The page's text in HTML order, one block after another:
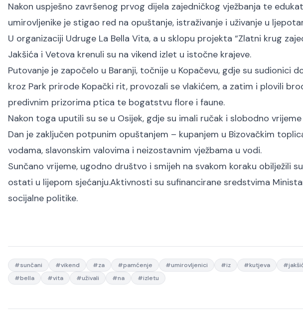
Nakon uspješno završenog prvog dijela zajedničkog vježbanja te
umirovljenike je stigao red na opuštanje, istraživanje i uživanje u
U organizaciji Udruge La Bella Vita, a u sklopu projekta “Zlatni krug
Jakšića i Vetova krenuli su na vikend izlet u istočne krajeve.
Putovanje je započelo u Baranji, točnije u Kopačevu, gdje su sudionici
kroz Park prirode Kopački rit, provozali se vlakićem, a zatim i plovili
predivnim prizorima ptica te bogatstvu flore i faune.
Nakon toga uputili su se u Osijek, gdje su imali ručak i slobodno
Dan je zaključen potpunim opuštanjem – kupanjem u Bizovačkim
vodama, slavonskim valovima i neizostavnim vježbama u vodi.
Sunčano vrijeme, ugodno društvo i smijeh na svakom koraku obilježili
ostati u lijepom sjećanju.Aktivnosti su sufinancirane sredstvima
socijalne politike.
#sunčani #vikend #za #pamćenje #umirovljenici #iz #kutjeva #
#bella #vita #uživali #na #izletu